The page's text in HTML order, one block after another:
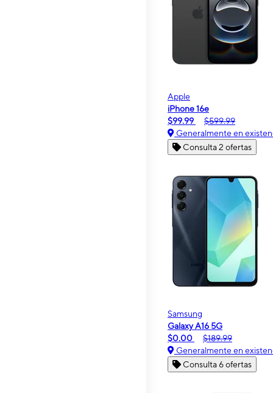
Apple
iPhone 16e
$99.99
$599.99
Generalmente en
Consulta 2 ofertas
Samsung
Galaxy A16 5G
$0.00
$189.99
Generalmente en
Consulta 6 ofertas